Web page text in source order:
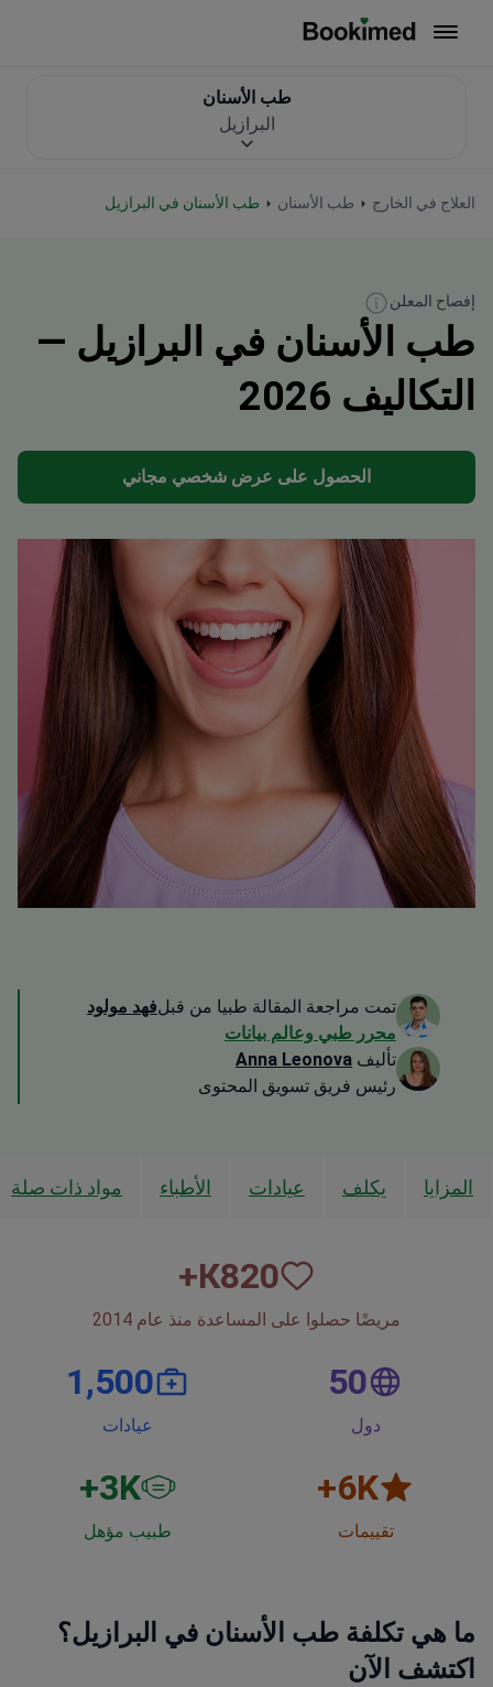
العلاج في الخارج طب الأسنان طب الأسنان في البرازيل
طب الأسنان
البرازيل
إفصاح المعلن
طب الأسنان في البرازيل —
التكاليف 2026
الحصول على عرض شخصي مجاني
تمت مراجعة المقالة طبيا من قبلفهد مولود
محرر طبي وعالم بيانات
تأليف Anna Leonova
رئيس فريق تسويق المحتوى
المزايا يكلف عيادات الأطباء مواد ذات صلة
820
К+
مريضًا حصلوا على المساعدة منذ عام 2014
50
دول
1,500
عيادات
6K+
تقييمات
3K+
طبيب مؤهل
ما هي تكلفة طب الأسنان في البرازيل؟
اكتشف الآن